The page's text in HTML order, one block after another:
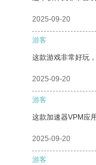
2025-09-20
游客
这款游戏非常好玩
2025-09-20
游客
这款加速器VPM应
2025-09-20
游客